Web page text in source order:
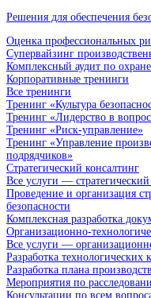
Решения для обеспечения
Оценка профессиональных
Супервайзинг
Комплексный аудит по
Корпоративные тренинги
Все тренинги
Тренинг «Культура
Тренинг «Лидерство в
Тренинг «Риск-управление»
Тренинг «Управление
подрядчиков»
Стратегический консалтинг
Все услуги —
Проведение и организация
безопасности
Комплексная разработка
Организационно-
Все услуги —
Разработка технологических
Разработка плана
Мероприятия по
Консультации по всем